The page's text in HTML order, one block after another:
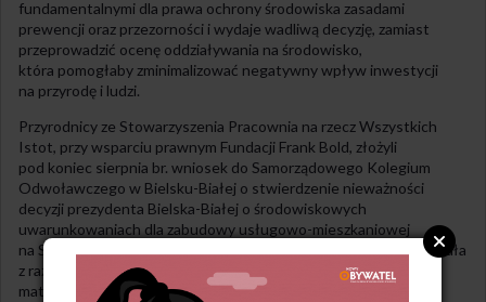
fundamentalnymi dla prawa ochrony środowiska zasadami
prewencji oraz przezorności i wydaje wadliwą decyzję, zamiast
przeprowadzić ocenę oddziaływania na środowisko,
która pomogłaby zminimalizować negatywny wpływ inwestycji
na przyrodę i ludzi.
Przyrodnicy ze Stowarzyszenia Pracownia na rzecz Wszystkich
Istot, przy wsparciu prawnym Fundacji Frank Bold, złożyli
pod koniec sierpnia br. wniosek do Samorządowego Kolegium
Odwoławczego w Bielsku-Białej o stwierdzenie nieważności
decyzji prezydenta Bielska-Białej o środowiskowych
uwarunkowaniach dla zabudowy usługowo-mieszkaniowej
na Sarnim Stoku, ponieważ zdaniem organizacji wydana ona została
z rażącym naruszeniem przepisów postępowania oraz prawa
materialnego.